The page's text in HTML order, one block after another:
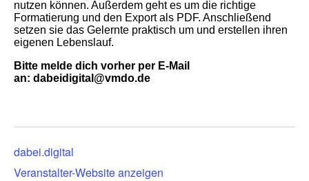
nutzen können. Außerdem geht es um die richtige
Formatierung und den Export als PDF. Anschließend
setzen sie das Gelernte praktisch um und erstellen ihren
eigenen Lebenslauf.
Bitte melde dich vorher per E-Mail
an: dabeidigital@vmdo.de
dabei.digital
Veranstalter-Website anzeigen